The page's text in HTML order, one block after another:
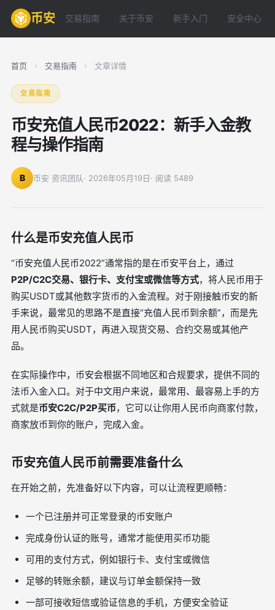
币安 交易指南 关于币安 新手入门 安全中心
首页 › 交易指南 › 文章详情
交易指南
币安充值人民币2022：新手入金教
程与操作指南
B 币安 资讯团队· 2026年05月19日· 阅读 5489
什么是币安充值人民币
“币安充值人民币2022”通常指的是在币安平台上，通过
P2P/C2C交易、银行卡、支付宝或微信等方式，将人民币用于
购买USDT或其他数字货币的入金流程。对于刚接触币安的新
手来说，最常见的思路不是直接“充值人民币到余额”，而是先
用人民币购买USDT，再进入现货交易、合约交易或其他产
品。
在实际操作中，币安会根据不同地区和合规要求，提供不同的
法币入金入口。对于中文用户来说，最常用、最容易上手的方
式就是币安C2C/P2P买币，它可以让你用人民币向商家付款，
商家放币到你的账户，完成入金。
币安充值人民币前需要准备什么
在开始之前，先准备好以下内容，可以让流程更顺畅：
一个已注册并可正常登录的币安账户
完成身份认证的账号，通常才能使用买币功能
可用的支付方式，例如银行卡、支付宝或微信
足够的转账余额，建议与订单金额保持一致
一部可接收短信或验证信息的手机，方便安全验证